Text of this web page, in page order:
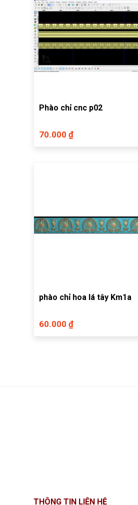
Phào chỉ cnc p02
70.000 ₫
phào chỉ hoa lá tây Km1a
60.000 ₫
THÔNG TIN LIÊN HỆ